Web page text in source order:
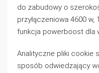
do zabudowy o
przyłączeniowa 4600
funkcja powerboost dla
Analityczne pliki cookie
sposób odwiedzający